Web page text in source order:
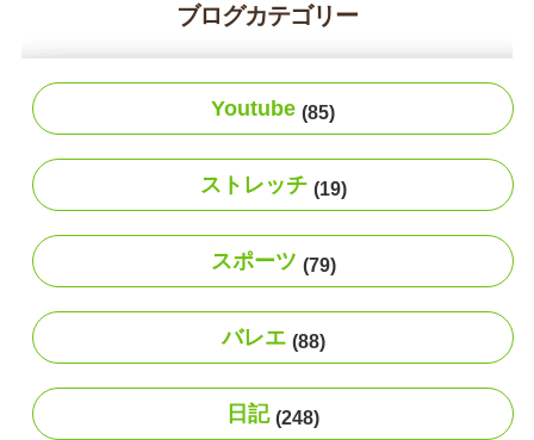
ブログカテゴリー
Youtube (85)
ストレッチ (19)
スポーツ (79)
バレエ (88)
日記 (248)